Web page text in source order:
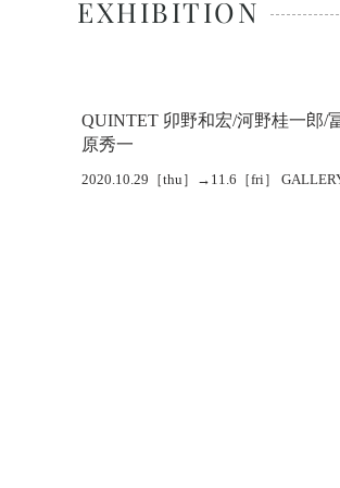
EXHIBITION
QUINTET 卯野和宏/河野桂一郎/
原秀一
2020.10.29［thu］→11.6［fri］